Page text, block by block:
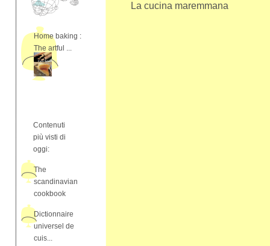
Home baking :
The artful ...
Contenuti
più visti di
oggi:
The
scandinavian
cookbook
Dictionnaire
universel de
cuis...
La cucina maremmana